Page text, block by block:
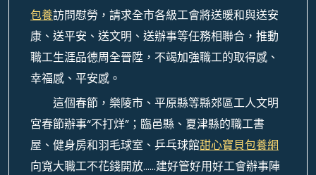
包養訪問慰勞，請求全市各級工會將送暖和與送安
康、送平安、送文明、送辦事等任務相聯合，推動
職工生涯品德周全晉陞，不竭加強職工的取得感、
幸福感、平安感。
這個春節，樂陵市、平原縣等縣郊區工人文明
宮春節辦事“不打烊”；臨邑縣、夏津縣的職工書
屋、健身房和羽毛球室、乒乓球館甜心寶貝包養網
向寬大職工不花錢開放……建好管好用好工會辦事陣